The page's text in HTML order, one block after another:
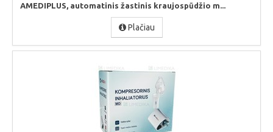
AMEDIPLUS, automatinis žastinis kraujospūdžio m...
Plačiau